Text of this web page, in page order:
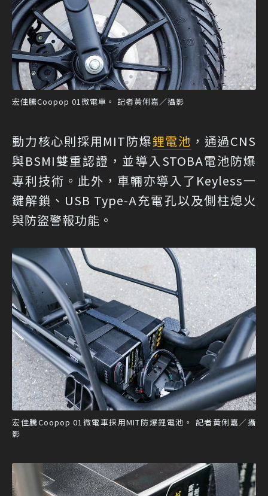
宏佳騰Coopop 01微電車。 記者黃俐嘉／攝影
動力核心則採用MIT防爆鋰電池 ，通過CNS
與BSMI雙重認證，並導入STOBA電池防爆
專利技術。此外，車輛亦導入了Keyless一
鍵解鎖、USB Type-A充電孔以及側柱熄火
與防盜警報功能。
宏佳騰Coopop 01微電車採用MIT防爆鋰電池。 記者黃俐嘉／攝
影